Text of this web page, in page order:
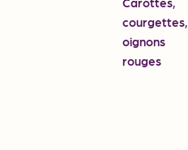
courgettes,
oignons
rouges